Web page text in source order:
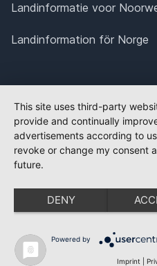
Landinformatie voor
Landinformation för Norge
This site uses third-party
provide and continually
advertisements according to
revoke or change my consent
future.
DENY
Powered by
Imprint